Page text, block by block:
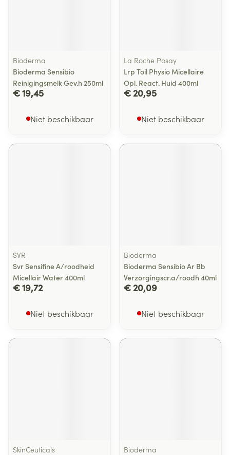
Bioderma
Bioderma Sensibio
Reinigingsmelk Gev.h 250ml
€ 19,45
Niet beschikbaar
La Roche Posay
Lrp Toil Physio Micellaire
Opl. React. Huid 400ml
€ 20,95
Niet beschikbaar
SVR
Svr Sensifine A/roodheid
Micellair Water 400ml
€ 19,72
Niet beschikbaar
Bioderma
Bioderma Sensibio Ar Bb
Verzorgingscr.a/roodh 40ml
€ 20,09
Niet beschikbaar
SkinCeuticals
Bioderma